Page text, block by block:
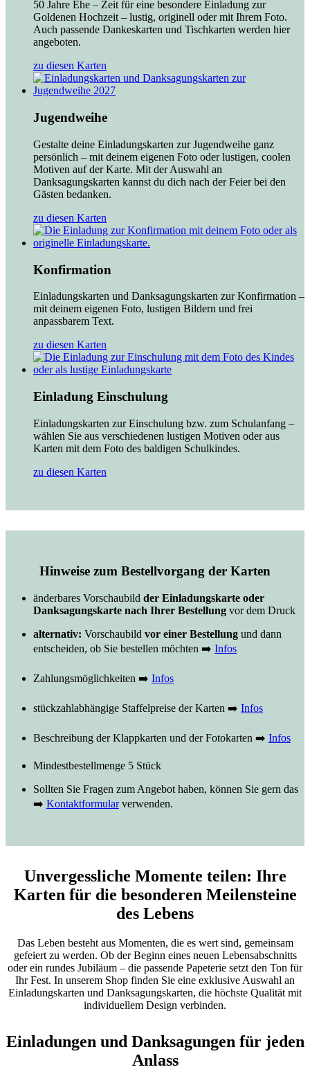
50 Jahre Ehe – Zeit für eine besondere Einladung zur
Goldenen Hochzeit – lustig, originell oder mit Ihrem Foto.
Auch passende Dankeskarten und Tischkarten werden hier
angeboten.
zu diesen Karten
Jugendweihe
Gestalte deine Einladungskarten zur Jugendweihe ganz
persönlich – mit deinem eigenen Foto oder lustigen, coolen
Motiven auf der Karte. Mit der Auswahl an
Danksagungskarten kannst du dich nach der Feier bei den
Gästen bedanken.
zu diesen Karten
Konfirmation
Einladungskarten und Danksagungskarten zur Konfirmation –
mit deinem eigenen Foto, lustigen Bildern und frei
anpassbarem Text.
zu diesen Karten
Einladung Einschulung
Einladungskarten zur Einschulung bzw. zum Schulanfang –
wählen Sie aus verschiedenen lustigen Motiven oder aus
Karten mit dem Foto des baldigen Schulkindes.
zu diesen Karten
Hinweise zum Bestellvorgang der Karten
änderbares Vorschaubild der Einladungskarte oder
Danksagungskarte nach Ihrer Bestellung vor dem Druck
alternativ: Vorschaubild vor einer Bestellung und dann
entscheiden, ob Sie bestellen möchten ➡️ Infos
Zahlungsmöglichkeiten ➡️ Infos
stückzahlabhängige Staffelpreise der Karten ➡️ Infos
Beschreibung der Klappkarten und der Fotokarten ➡️ Infos
Mindestbestellmenge 5 Stück
Sollten Sie Fragen zum Angebot haben, können Sie gern das
➡️ Kontaktformularverwenden.
Unvergessliche Momente teilen: Ihre
Karten für die besonderen Meilensteine
des Lebens
Das Leben besteht aus Momenten, die es wert sind, gemeinsam
gefeiert zu werden. Ob der Beginn eines neuen Lebensabschnitts
oder ein rundes Jubiläum – die passende Papeterie setzt den Ton für
Ihr Fest. In unserem Shop finden Sie eine exklusive Auswahl an
Einladungskarten und Danksagungskarten, die höchste Qualität mit
individuellem Design verbinden.
Einladungen und Danksagungen für jeden
Anlass